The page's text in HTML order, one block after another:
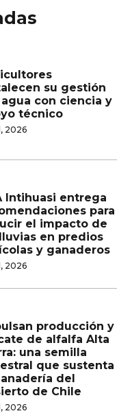
su gestión
con ciencia y
técnico
2026
Intihuasi entrega
para
el impacto de
lluvias en predios
y ganaderos
2026
producción y
de alfalfa Alta
una semilla
que sustenta
del
de Chile
2026